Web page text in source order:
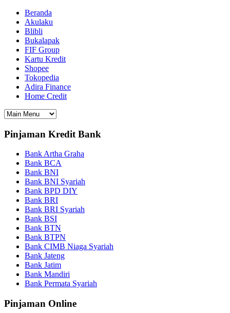
Beranda
Akulaku
Blibli
Bukalapak
FIF Group
Kartu Kredit
Shopee
Tokopedia
Adira Finance
Home Credit
Pinjaman Kredit Bank
Bank Artha Graha
Bank BCA
Bank BNI
Bank BNI Syariah
Bank BPD DIY
Bank BRI
Bank BRI Syariah
Bank BSI
Bank BTN
Bank BTPN
Bank CIMB Niaga Syariah
Bank Jateng
Bank Jatim
Bank Mandiri
Bank Permata Syariah
Pinjaman Online